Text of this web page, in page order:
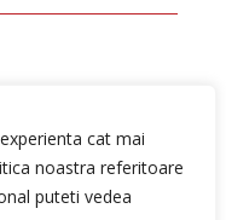
cat mai
noastra referitoare
puteti vedea
Alfa S.R.L